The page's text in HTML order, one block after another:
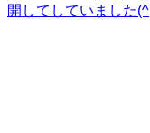
開してしていました(^